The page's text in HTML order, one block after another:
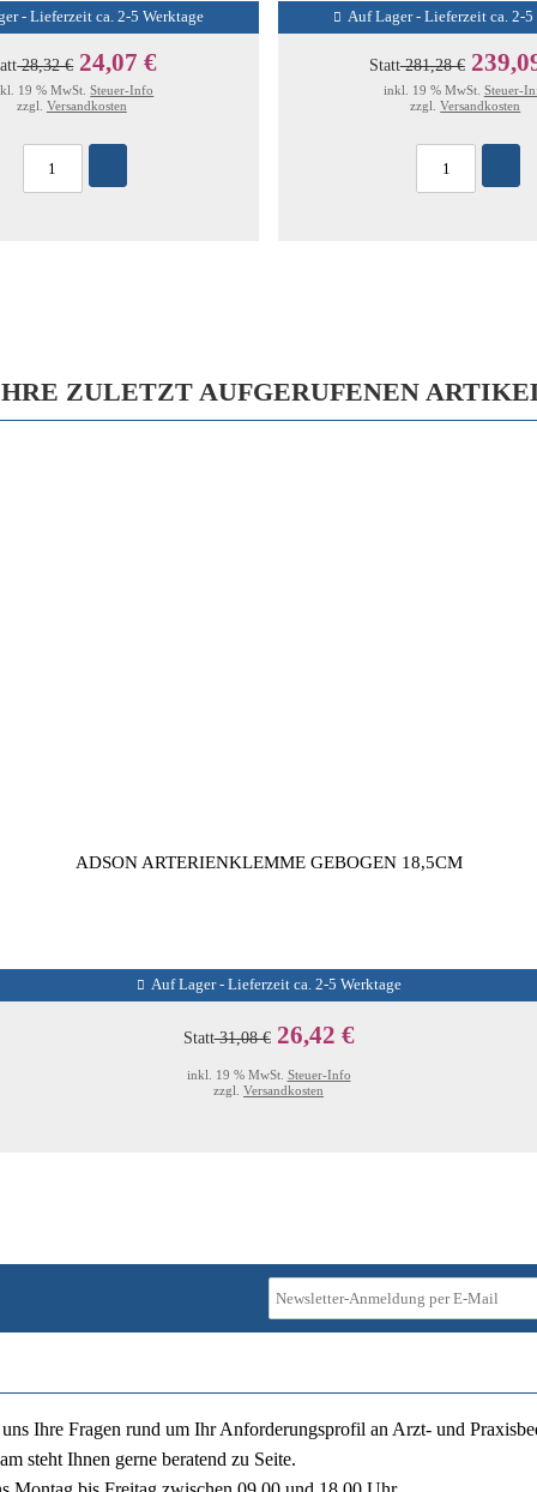
- Lieferzeit ca. 2-5 Werktage
28,32 € 24,07 €
19 % MwSt.Steuer-Info
zzgl. Versandkosten
Auf Lager - Lieferzeit ca. 2-5
Statt281,28 €
inkl. 19 % MwSt. Steuer-
zzgl.Versandkosten
ZULETZT AUFGERUFENEN
ADSON ARTERIENKLEMME GEBOGEN 18,5CM
Auf Lager - Lieferzeit ca. 2-5 Werktage
Statt31,08 € 26,42 €
inkl. 19 % MwSt. Steuer-Info
zzgl. Versandkosten
Ihre Fragen rund um Ihr Anforderungsprofil an Arzt- und
steht Ihnen gerne beratend zu Seite.